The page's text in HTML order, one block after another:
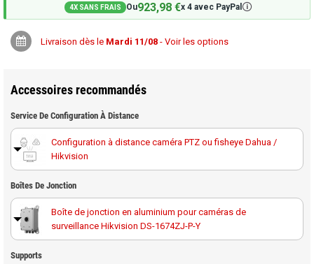
4X SANS FRAIS Ou923,98 €x 4 avec PayPal🛈
Livraison dès le Mardi 11/08 - Voir les options
Accessoires recommandés
Service De Configuration À Distance
Configuration à distance caméra PTZ ou fisheye Dahua /
Hikvision
Boîtes De Jonction
Boîte de jonction en aluminium pour caméras de
surveillance Hikvision DS-1674ZJ-P-Y
Supports